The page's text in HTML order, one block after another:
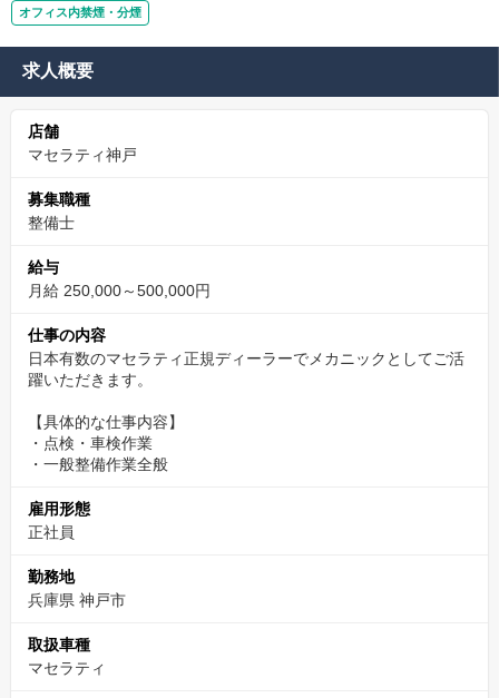
オフィス内禁煙・分煙
求人概要
店舗
マセラティ神戸
募集職種
整備士
給与
月給 250,000～500,000円
仕事の内容
日本有数のマセラティ正規ディーラーでメカニックとしてご活
躍いただきます。
【具体的な仕事内容】
・点検・車検作業
・一般整備作業全般
雇用形態
正社員
勤務地
兵庫県 神戸市
取扱車種
マセラティ